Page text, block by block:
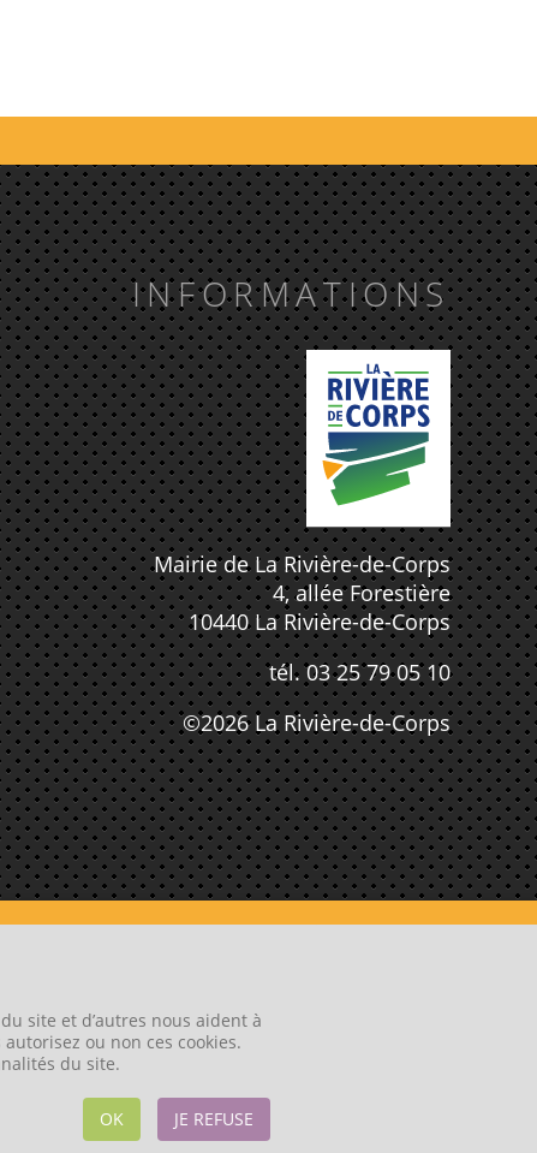
INFORMATIONS
Mairie de La Rivière-de-Corps
4, allée Forestière
10440 La Rivière-de-Corps
tél. 03 25 79 05 10
©2026 La Rivière-de-Corps
. FR
site et d’autres nous aident à
ou non ces cookies.
du site.
OK JE REFUSE